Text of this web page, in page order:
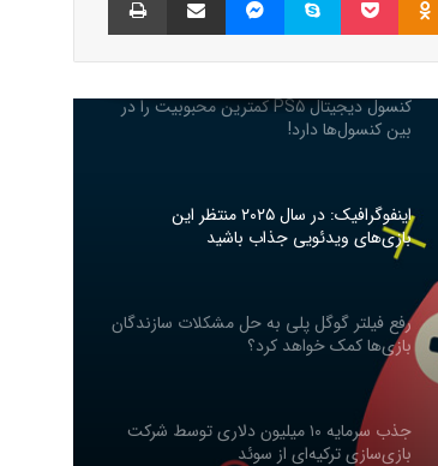
کنسول دیجیتال PS5 کمترین محبوبیت را در
بازی‌سازی ترکیه‌ای از سوئد